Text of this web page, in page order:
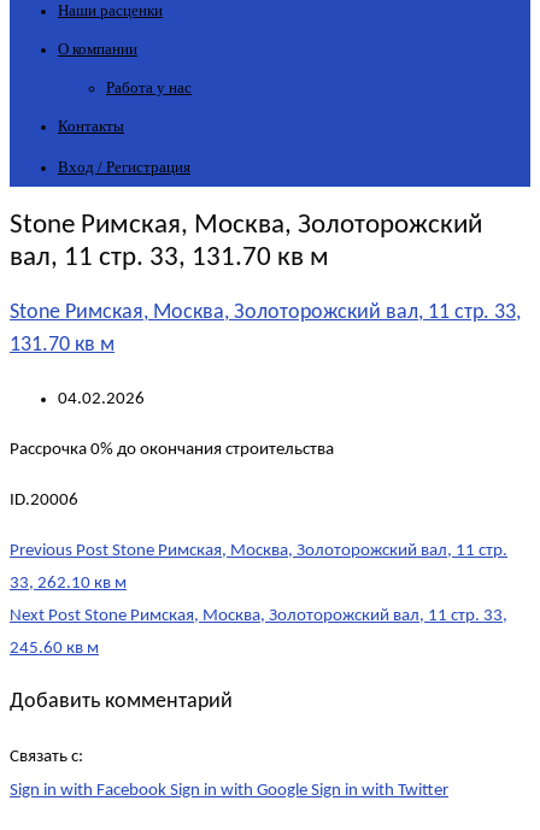
Наши расценки
О компании
Работа у нас
Контакты
Вход / Регистрация
Stone Римская, Москва, Золоторожский
вал, 11 стр. 33, 131.70 кв м
Stone Римская, Москва, Золоторожский вал, 11 стр. 33,
131.70 кв м
04.02.2026
Рассрочка 0% до окончания строительства
ID.20006
Post
navigation
Previous Post Stone Римская, Москва, Золоторожский вал, 11 стр.
33, 262.10 кв м
Next Post Stone Римская, Москва, Золоторожский вал, 11 стр. 33,
245.60 кв м
Добавить комментарий
Связать с:
Sign in with Facebook Sign in with Google Sign in with Twitter